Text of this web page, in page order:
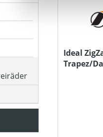
Ideal
Trapez/